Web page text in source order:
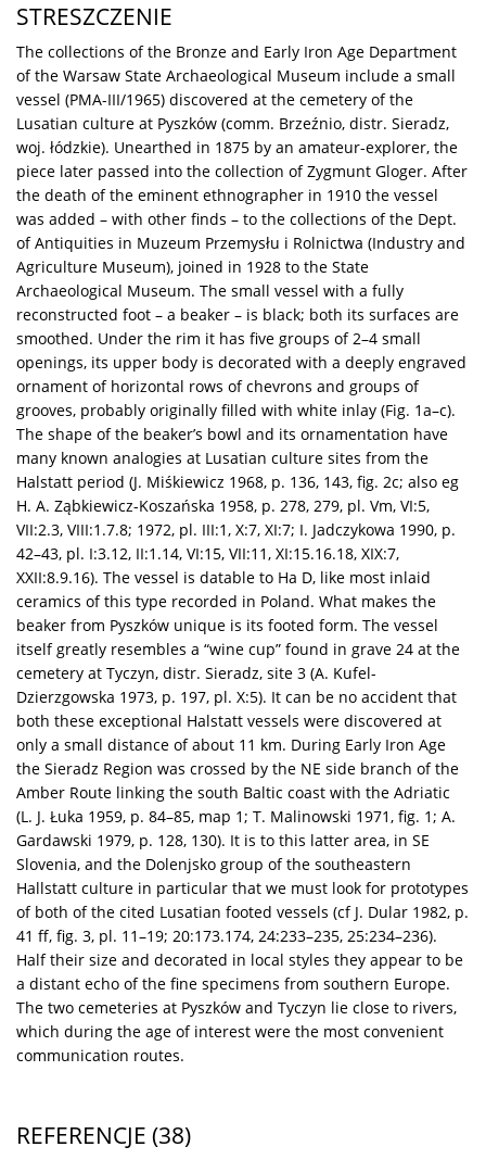
STRESZCZENIE
The collections of the Bronze and Early Iron Age Department
of the Warsaw State Archaeological Museum include a small
vessel (PMA-III/1965) discovered at the cemetery of the
Lusatian culture at Pyszków (comm. Brzeźnio, distr. Sieradz,
woj. łódzkie). Unearthed in 1875 by an amateur-explorer, the
piece later passed into the collection of Zygmunt Gloger. After
the death of the eminent ethnographer in 1910 the vessel
was added – with other finds – to the collections of the Dept.
of Antiquities in Muzeum Przemysłu i Rolnictwa (Industry and
Agriculture Museum), joined in 1928 to the State
Archaeological Museum. The small vessel with a fully
reconstructed foot – a beaker – is black; both its surfaces are
smoothed. Under the rim it has five groups of 2–4 small
openings, its upper body is decorated with a deeply engraved
ornament of horizontal rows of chevrons and groups of
grooves, probably originally filled with white inlay (Fig. 1a–c).
The shape of the beaker’s bowl and its ornamentation have
many known analogies at Lusatian culture sites from the
Halstatt period (J. Miśkiewicz 1968, p. 136, 143, fig. 2c; also eg
H. A. Ząbkiewicz-Koszańska 1958, p. 278, 279, pl. Vm, VI:5,
VII:2.3, VIII:1.7.8; 1972, pl. III:1, X:7, XI:7; I. Jadczykowa 1990, p.
42–43, pl. I:3.12, II:1.14, VI:15, VII:11, XI:15.16.18, XIX:7,
XXII:8.9.16). The vessel is datable to Ha D, like most inlaid
ceramics of this type recorded in Poland. What makes the
beaker from Pyszków unique is its footed form. The vessel
itself greatly resembles a “wine cup” found in grave 24 at the
cemetery at Tyczyn, distr. Sieradz, site 3 (A. Kufel-
Dzierzgowska 1973, p. 197, pl. X:5). It can be no accident that
both these exceptional Halstatt vessels were discovered at
only a small distance of about 11 km. During Early Iron Age
the Sieradz Region was crossed by the NE side branch of the
Amber Route linking the south Baltic coast with the Adriatic
(L. J. Łuka 1959, p. 84–85, map 1; T. Malinowski 1971, fig. 1; A.
Gardawski 1979, p. 128, 130). It is to this latter area, in SE
Slovenia, and the Dolenjsko group of the southeastern
Hallstatt culture in particular that we must look for prototypes
of both of the cited Lusatian footed vessels (cf J. Dular 1982, p.
41 ff, fig. 3, pl. 11–19; 20:173.174, 24:233–235, 25:234–236).
Half their size and decorated in local styles they appear to be
a distant echo of the fine specimens from southern Europe.
The two cemeteries at Pyszków and Tyczyn lie close to rivers,
which during the age of interest were the most convenient
communication routes.
REFERENCJE (38)